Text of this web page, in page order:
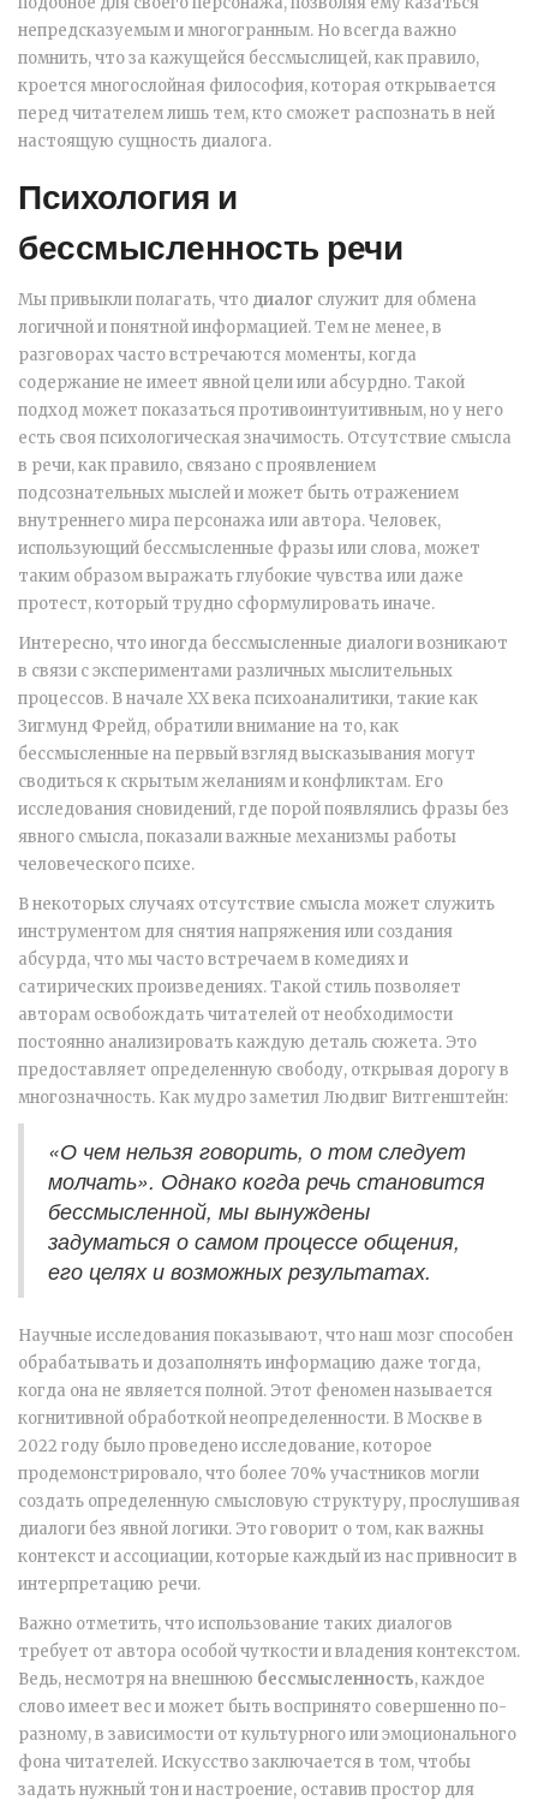
непредсказуемым и многогранным. Но всегда важно
помнить, что за кажущейся бессмыслицей, как правило,
кроется многослойная философия, которая открывается
перед читателем лишь тем, кто сможет распознать в ней
настоящую сущность диалога.
Психология и
бессмысленность речи
Мы привыкли полагать, что диалог служит для обмена
логичной и понятной информацией. Тем не менее, в
разговорах часто встречаются моменты, когда
содержание не имеет явной цели или абсурдно. Такой
подход может показаться противоинтуитивным, но у него
есть своя психологическая значимость. Отсутствие смысла
в речи, как правило, связано с проявлением
подсознательных мыслей и может быть отражением
внутреннего мира персонажа или автора. Человек,
использующий бессмысленные фразы или слова, может
таким образом выражать глубокие чувства или даже
протест, который трудно сформулировать иначе.
Интересно, что иногда бессмысленные диалоги возникают
в связи с экспериментами различных мыслительных
процессов. В начале XX века психоаналитики, такие как
Зигмунд Фрейд, обратили внимание на то, как
бессмысленные на первый взгляд высказывания могут
сводиться к скрытым желаниям и конфликтам. Его
исследования сновидений, где порой появлялись фразы без
явного смысла, показали важные механизмы работы
человеческого психе.
В некоторых случаях отсутствие смысла может служить
инструментом для снятия напряжения или создания
абсурда, что мы часто встречаем в комедиях и
сатирических произведениях. Такой стиль позволяет
авторам освобождать читателей от необходимости
постоянно анализировать каждую деталь сюжета. Это
предоставляет определенную свободу, открывая дорогу в
многозначность. Как мудро заметил Людвиг Витгенштейн:
«О чем нельзя говорить, о том следует
молчать». Однако когда речь становится
бессмысленной, мы вынуждены
задуматься о самом процессе общения,
его целях и возможных результатах.
Научные исследования показывают, что наш мозг способен
обрабатывать и дозаполнять информацию даже тогда,
когда она не является полной. Этот феномен называется
когнитивной обработкой неопределенности. В Москве в
2022 году было проведено исследование, которое
продемонстрировало, что более 70% участников могли
создать определенную смысловую структуру, прослушивая
диалоги без явной логики. Это говорит о том, как важны
контекст и ассоциации, которые каждый из нас привносит в
интерпретацию речи.
Важно отметить, что использование таких диалогов
требует от автора особой чуткости и владения контекстом.
Ведь, несмотря на внешнюю бессмысленность, каждое
слово имеет вес и может быть воспринято совершенно по-
разному, в зависимости от культурного или эмоционального
фона читателей. Искусство заключается в том, чтобы
задать нужный тон и настроение, оставив простор для